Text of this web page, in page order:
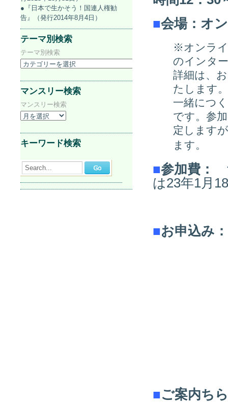
■会場：オ
※オンラ
のインタ
詳細は、
たします
一緒につ
です。参
定します
ます。
■参加費
は23年1月
■お申込み
■ご案内ち
●『日本で生かそう！国連人権勧
告』（発行2014年8月4日）
テーマ別検索
テーマ別検索
マンスリー検索
マンスリー検索
キーワード検索
Search...